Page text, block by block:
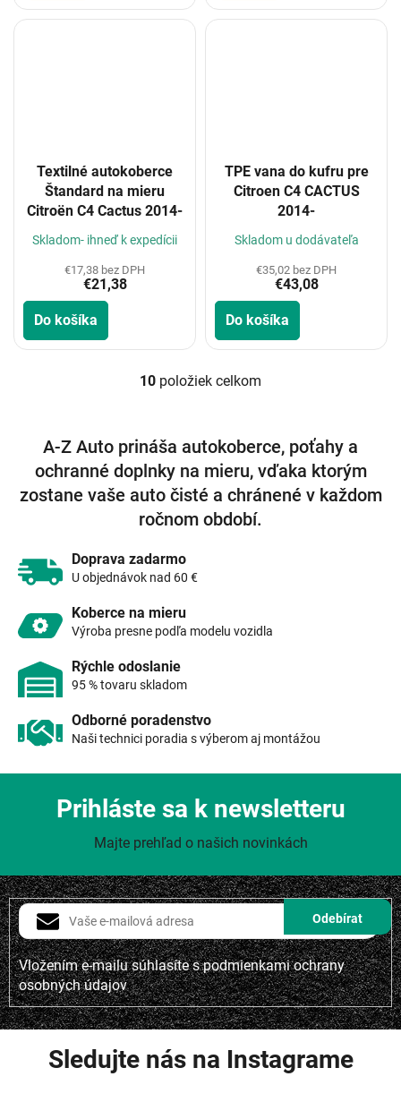
Textilné autokoberce
Štandard na mieru
Citroën C4 Cactus 2014-
Skladom- ihneď k expedícii
€17,38 bez DPH
€21,38
Do košíka
TPE vana do kufru pre
Citroen C4 CACTUS
2014-
Skladom u dodávateľa
€35,02 bez DPH
€43,08
Do košíka
O
á
d
a
c
i
e
v
10 položiek celkom
A-Z Auto prináša autokoberce, poťahy a
ochranné doplnky na mieru, vďaka ktorým
zostane vaše auto čisté a chránené v každom
ročnom období.
Doprava zadarmo
U objednávok nad 60 €
Koberce na mieru
Výroba presne podľa modelu vozidla
Rýchle odoslanie
95 % tovaru skladom
Odborné poradenstvo
Naši technici poradia s výberom aj montážou
Vložením e-mailu súhlasíte spodmienkami ochrany
osobných údajov
Prihláste sa k newsletteru
Majte prehľad o našich novinkách
Sledujte nás na Instagrame